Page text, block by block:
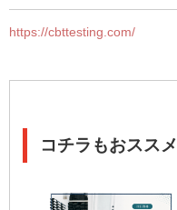
https://cbttesting.com/
コチラもおススメ